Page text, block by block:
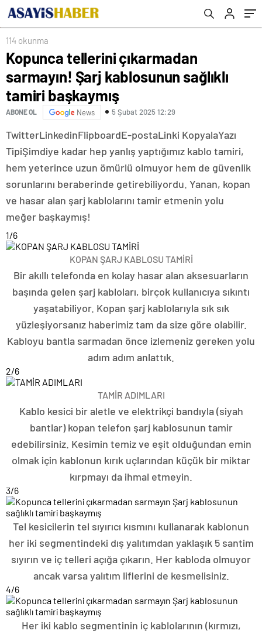
114 okunma
Kopunca tellerini çıkarmadan
sarmayın! Şarj kablosunun sağlıklı
tamiri başkaymış
ABONE OL News 5 Şubat 2025 12:29
TwitterLinkedinFlipboardE-postaLinki KopyalaYazı
TipiŞimdiye kadar hep yanlış yaptığımız kablo tamiri,
hem yeterince uzun ömürlü olmuyor hem de güvenlik
sorunlarını beraberinde getirebiliyordu. Yanan, kopan
ve hasar alan şarj kablolarını tamir etmenin yolu
meğer başkaymış!
1/6
KOPAN ŞARJ KABLOSU TAMİRİ
Bir akıllı telefonda en kolay hasar alan aksesuarların
başında gelen şarj kabloları, birçok kullanıcıya sıkıntı
yaşatabiliyor. Kopan şarj kablolarıyla sık sık
yüzleşiyorsanız haberimiz tam da size göre olabilir.
Kabloyu bantla sarmadan önce izlemeniz gereken yolu
adım adım anlattık.
2/6
TAMİR ADIMLARI
Kablo kesici bir aletle ve elektrikçi bandıyla (siyah
bantlar) kopan telefon şarj kablosunun tamir
edebilirsiniz. Kesimin temiz ve eşit olduğundan emin
olmak için kablonun kırık uçlarından küçük bir miktar
kırpmayı da ihmal etmeyin.
3/6
Tel kesicilerin tel sıyırıcı kısmını kullanarak kablonun
her iki segmentindeki dış yalıtımdan yaklaşık 5 santim
sıyırın ve iç telleri açığa çıkarın. Her kabloda olmuyor
ancak varsa yalıtım liflerini de kesmelisiniz.
4/6
Her iki kablo segmentinin iç kablolarının (kırmızı,